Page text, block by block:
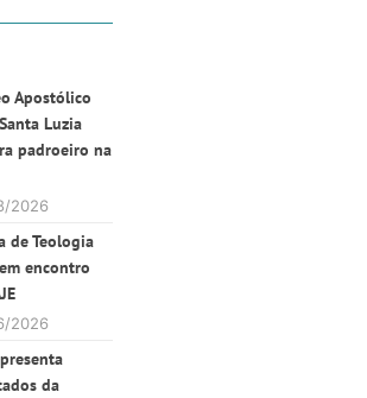
Apostólico
Luzia
padroeiro na
2026
de Teologia
encontro
2026
da